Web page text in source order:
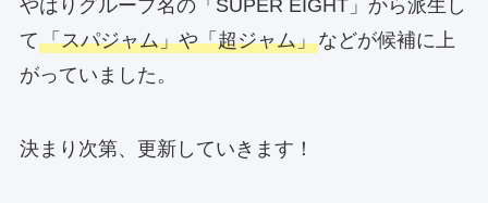
やはりグループ名の「SUPER EIGHT」から派生し
て「スパジャム」や「超ジャム」などが候補に上
がっていました。
決まり次第、更新していきます！